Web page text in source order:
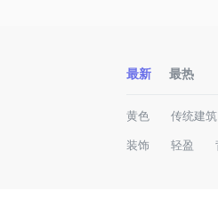
最新 最热
黄色 传统建筑
装饰 轻盈